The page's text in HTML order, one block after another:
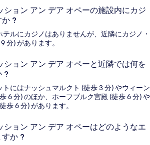
ション アン デア オペーの施設内にカジ
か ?
テルにカジノはありませんが、近隣にカジノ・
分) があります。
ション アン デア オペーと近隣では何を
?
トにはナッシュマルクト (徒歩 3 分) やウィーン
6 分) のほか、ホーフブルク宮殿 (徒歩 6 分) や
歩 6 分) があります。
ション アン デア オペーはどのようなエ
すか ?